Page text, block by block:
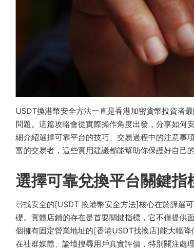
USDT換港幣安全方法一直是香港加密貨幣投資者
問題。這篇攻略會從實際操作角度出發，分享如何
細介紹選擇可靠平台的技巧、交易過程中的注意事
富的交易者，這些實用建議都能幫助你保護好自己
選擇可靠兌換平台關鍵指
尋找安全的[USDT 換港幣安全方法]核心在於篩選
礎。實體店鋪的存在是首要關鍵指標，它不僅提供
個擁有固定營業地址的[香港USDT找換店]能大幅降
在社群媒體、論壇搜尋用戶真實評價，特別關注處